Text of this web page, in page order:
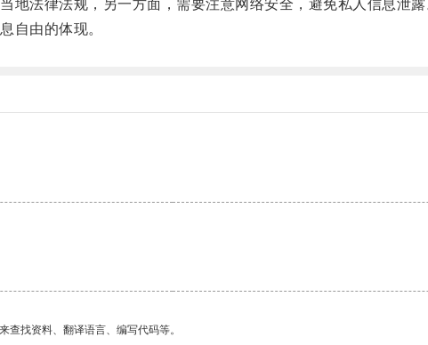
法律法规，另一方面，需要注意网络安全，避免私人信息泄
自由的体现。
找资料、翻译语言、编写代码等。